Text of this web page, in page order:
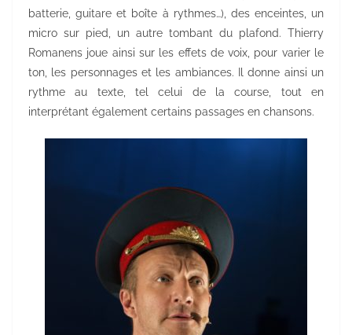
batterie, guitare et boîte à rythmes…), des enceintes, un
micro sur pied, un autre tombant du plafond. Thierry
Romanens joue ainsi sur les effets de voix, pour varier le
ton, les personnages et les ambiances. Il donne ainsi un
rythme au texte, tel celui de la course, tout en
interprétant également certains passages en chansons.